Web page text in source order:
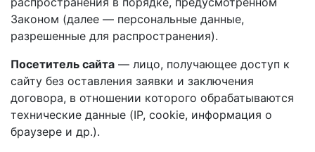
Законом (далее — персональные данные,
разрешенные для распространения).
Посетитель сайта — лицо, получающее доступ к
сайту без оставления заявки и заключения
договора, в отношении которого обрабатываются
технические данные (IP, cookie, информация о
браузере и др.).